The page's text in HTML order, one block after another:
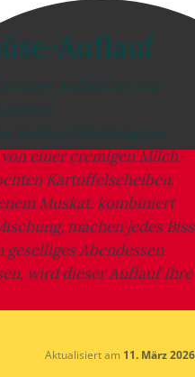
Auflauf
Auflauf ist eine
bunten Mischung aus
einer cremigen Milch-
Kartoffelscheiben.
Muskat, kombiniert
machen jedes Biss
Abendessen
wird dieser Auflauf Ihre
Aktualisiert am 11. März 2026